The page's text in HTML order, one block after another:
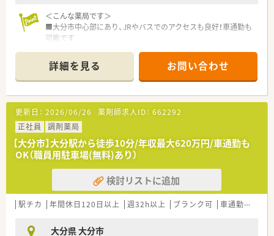
動はないため、安心して働けます。
＜こんな薬局です＞
■大分市中心部にあり、JRやバスでのアクセスも良好！車通勤も
可能です
援体制は整っています。
■門前の小児科を中心に近隣の眼科や心療内科からも処方箋を
応需しております。
■徒歩圏内に飲食店やコンビニ等も多数ございますのでランチ
や買い物にも便利な立地です。
＜こんな企業です＞
■人事考課制度も導入されており、仕事への頑張りをきちんと評
価頂ける環境です
■症例検討に関する勉強会も定期的に実施予定です
■在宅にも力を入れていますので、薬剤師として幅広い経験を積
■各種資格の取得を奨励されております
■「患者様のために」を軸としてその方針が同じであれば、アプ
しやすい環境です。
詳細を見る お問い合わせ
更新日： 2026/06/26 薬剤師求人ID： 662292
正社員
調剤薬局
【大分市】大分駅から徒歩10分/年収最大620万円/車通勤も
OK（職員用駐車場(無料)あり）
検討リストに追加
駅チカ 年間休日120日以上 週32h以上 ブランク可 車通勤可
大分県 大分市